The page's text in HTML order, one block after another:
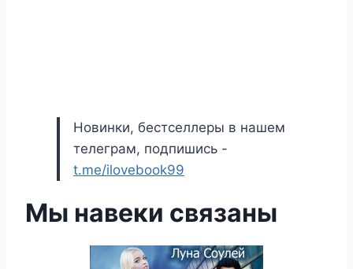
Новинки, бестселлеры в нашем
телеграм, подпишись -
t.me/ilovebook99
Мы навеки связаны